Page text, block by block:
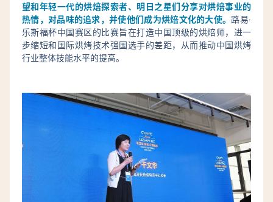
望和年轻一代的烘焙探索者、明日之星们分享对烘焙事业的
热情，对品味的追求，并使他们成为烘焙文化的大使。 路易·
乐斯福杯中国赛区的比赛旨在打造中国顶级的烘焙师，进一
步缩短和国际烘烤技术强国选手的差距，从而推动中国烘烤
行业整体技能水平的提高。